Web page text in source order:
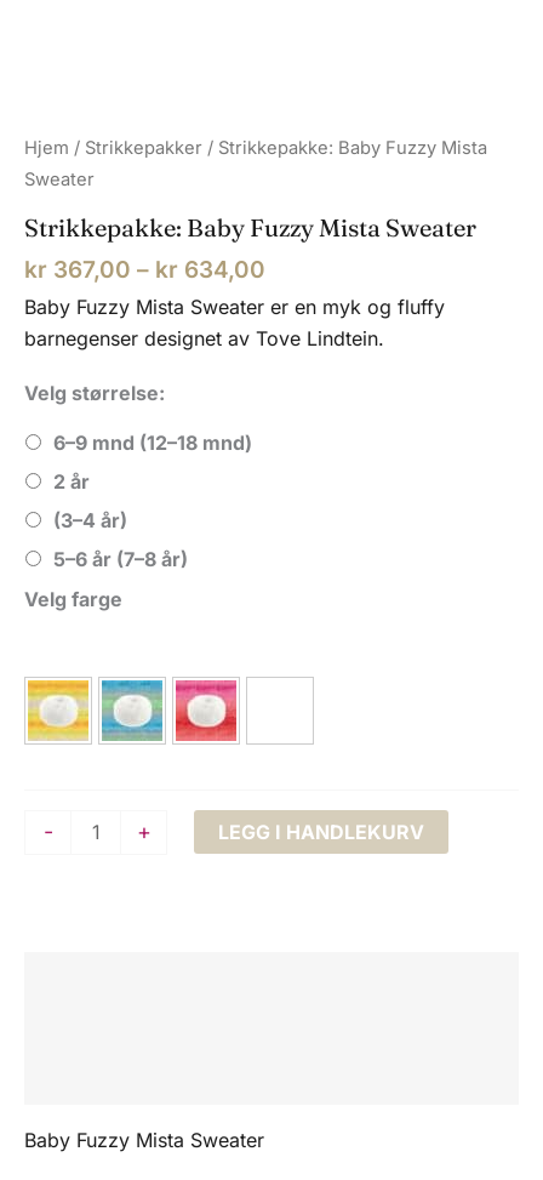
Hjem / Strikkepakker / Strikkepakke: Baby Fuzzy Mista
Sweater
Strikkepakke: Baby Fuzzy Mista Sweater
kr 367,00 – kr 634,00
kr 367,00
til
Baby Fuzzy Mista Sweater er en myk og fluffy
barnegenser designet av Tove Lindtein.
Velg størrelse:
6–9 mnd (12–18 mnd)
2 år
(3–4 år)
5–6 år (7–8 år)
Velg farge
-
Strikkepakke:+ LEGG I HANDLEKURV
Baby Fuzzy Mista Sweater